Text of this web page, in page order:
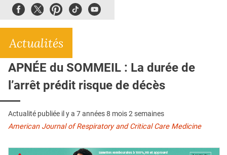
E-REVUE SAD
L'APP
QUI SOMMES-NOUS ?
PUBLICITÉ
CONDITIONS GÉNÉRALES
CONTACT
FacebookTwitterPinterest
TiktokYoubute
Actualités
APNÉE du SOMMEIL : La durée de
l’arrêt prédit risque de décès
Actualité publiée il y a 7 années 8 mois 2 semaines
American Journal of Respiratory and Critical Care Medicine